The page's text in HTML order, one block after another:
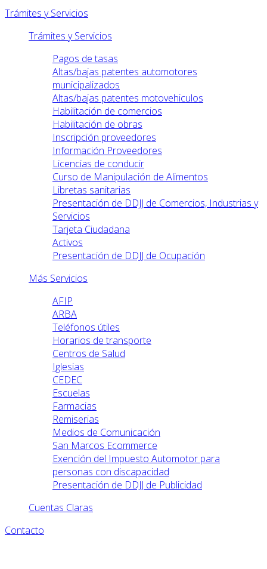
Trámites y Servicios
Trámites y Servicios
Pagos de tasas
Altas/bajas patentes automotores
municipalizados
Altas/bajas patentes motovehiculos
Habilitación de comercios
Habilitación de obras
Inscripción proveedores
Información Proveedores
Licencias de conducir
Curso de Manipulación de Alimentos
Libretas sanitarias
Presentación de DDJJ de Comercios, Industrias y
Servicios
Tarjeta Ciudadana
Activos
Presentación de DDJJ de Ocupación
Más Servicios
AFIP
ARBA
Teléfonos útiles
Horarios de transporte
Centros de Salud
Iglesias
CEDEC
Escuelas
Farmacias
Remiserias
Medios de Comunicación
San Marcos Ecommerce
Exención del Impuesto Automotor para
personas con discapacidad
Presentación de DDJJ de Publicidad
Cuentas Claras
Contacto